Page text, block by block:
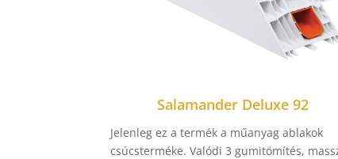
Salamander Deluxe 92
Jelenleg ez a termék a műanyag ablakok
csúcsterméke. Valódi 3 gumitömítés,